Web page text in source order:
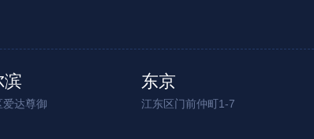
滨
爱达尊御
东京
江东区门前仲町1-7